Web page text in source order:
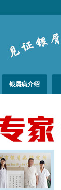
银屑病介绍